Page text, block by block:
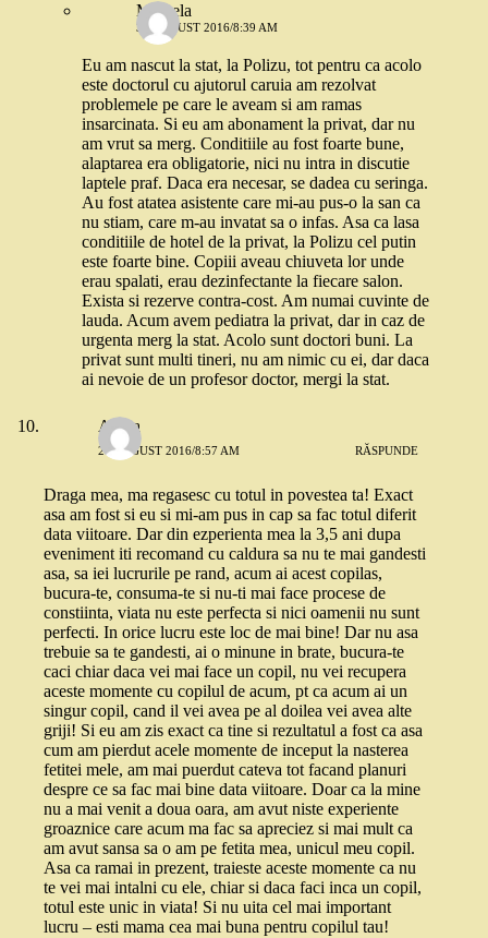
Mihaela
31 AUGUST 2016/8:39 AM
Eu am nascut la stat, la Polizu, tot pentru ca acolo
este doctorul cu ajutorul caruia am rezolvat
problemele pe care le aveam si am ramas
insarcinata. Si eu am abonament la privat, dar nu
am vrut sa merg. Conditiile au fost foarte bune,
alaptarea era obligatorie, nici nu intra in discutie
laptele praf. Daca era necesar, se dadea cu seringa.
Au fost atatea asistente care mi-au pus-o la san ca
nu stiam, care m-au invatat sa o infas. Asa ca lasa
conditiile de hotel de la privat, la Polizu cel putin
este foarte bine. Copiii aveau chiuveta lor unde
erau spalati, erau dezinfectante la fiecare salon.
Exista si rezerve contra-cost. Am numai cuvinte de
lauda. Acum avem pediatra la privat, dar in caz de
urgenta merg la stat. Acolo sunt doctori buni. La
privat sunt multi tineri, nu am nimic cu ei, dar daca
ai nevoie de un profesor doctor, mergi la stat.
Adina
27 AUGUST 2016/8:57 AM RĂSPUNDE
Draga mea, ma regasesc cu totul in povestea ta! Exact
asa am fost si eu si mi-am pus in cap sa fac totul diferit
data viitoare. Dar din ezperienta mea la 3,5 ani dupa
eveniment iti recomand cu caldura sa nu te mai gandesti
asa, sa iei lucrurile pe rand, acum ai acest copilas,
bucura-te, consuma-te si nu-ti mai face procese de
constiinta, viata nu este perfecta si nici oamenii nu sunt
perfecti. In orice lucru este loc de mai bine! Dar nu asa
trebuie sa te gandesti, ai o minune in brate, bucura-te
caci chiar daca vei mai face un copil, nu vei recupera
aceste momente cu copilul de acum, pt ca acum ai un
singur copil, cand il vei avea pe al doilea vei avea alte
griji! Si eu am zis exact ca tine si rezultatul a fost ca asa
cum am pierdut acele momente de inceput la nasterea
fetitei mele, am mai puerdut cateva tot facand planuri
despre ce sa fac mai bine data viitoare. Doar ca la mine
nu a mai venit a doua oara, am avut niste experiente
groaznice care acum ma fac sa apreciez si mai mult ca
am avut sansa sa o am pe fetita mea, unicul meu copil.
Asa ca ramai in prezent, traieste aceste momente ca nu
te vei mai intalni cu ele, chiar si daca faci inca un copil,
totul este unic in viata! Si nu uita cel mai important
lucru – esti mama cea mai buna pentru copilul tau!